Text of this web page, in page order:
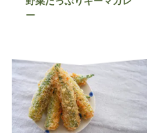
ー